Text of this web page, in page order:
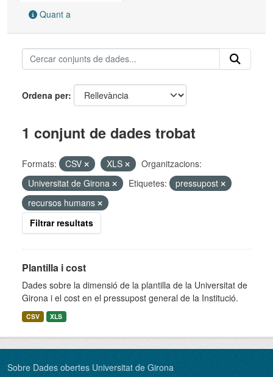
Quant a
Ordena per
1 conjunt de dades trobat
Formats: CSV XLS
Organitzacions:
Universitat de Girona
Etiquetes:
pressupost
recursos humans
Filtrar resultats
Plantilla i cost
Dades sobre la dimensió de la plantilla de la Universitat de
Girona i el cost en el pressupost general de la Institució.
CSV XLS
Sobre Dades obertes Universitat de Girona